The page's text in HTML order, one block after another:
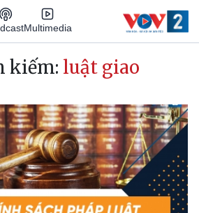
Multimedia
kiếm: luật giao